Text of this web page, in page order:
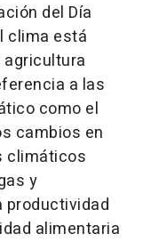
del Día
clima está
a las
como el
cambios en
climáticos
y
productividad
alimentaria